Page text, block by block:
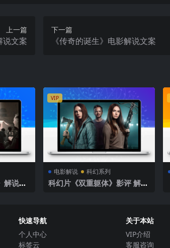
上一篇
说文案
下一篇
《传奇的诞生》电影解说文案
解说文
VIP
电影解说 科幻系列
科幻片《双重躯体》影评 解说
快速导航
个人中心
标签云
关于本站
VIP介绍
客服咨询